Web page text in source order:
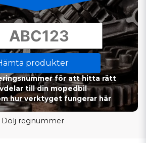
produkter
för att hitta rätt
till din mopedbil
hur verktyget fungerar här
Dölj regnummer